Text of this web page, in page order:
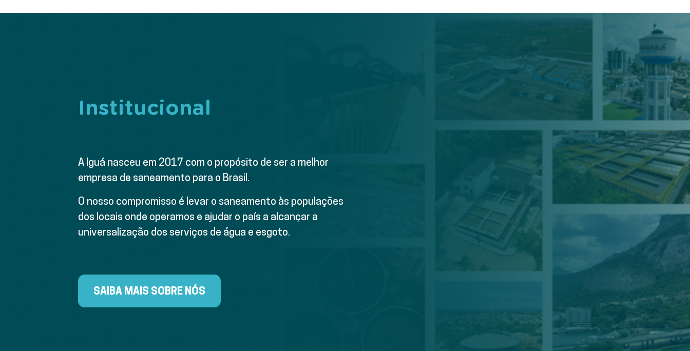
Institucional
A Iguá nasceu em 2017 com o propósito de ser a melhor
empresa de saneamento para o Brasil.
O nosso compromisso é levar o saneamento às populações
dos locais onde operamos e ajudar o país a alcançar a
universalização dos serviços de água e esgoto.
SAIBA MAIS SOBRE NÓS